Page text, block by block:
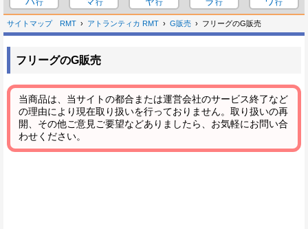
サイトマップ RMT アトランティカ RMT G販売 フリーグのG販売
フリーグのG販売
当商品は、当サイトの都合または運営会社のサービス終了など
の理由により現在取り扱いを行っておりません。取り扱いの再
開、その他ご意見ご要望などありましたら、お気軽にお問い合
わせください。